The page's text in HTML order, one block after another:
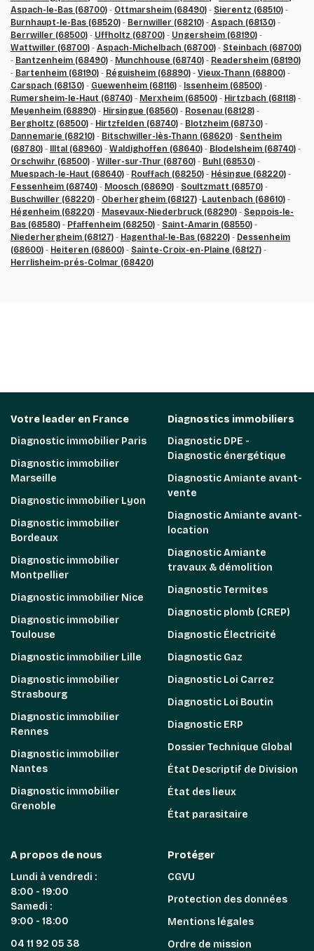
Aspach-le-Bas (68700) - Ottmarsheim (68490) - Sierentz (68510) -
Burnhaupt-le-Bas (68520) - Bernwiller (68210) - Aspach (68130) -
Berrwiller (68500) - Uffholtz (68700) - Ungersheim (68190) -
Wattwiller (68700) - Aspach-Michelbach (68700) - Steinbach (68700)
- Bantzenheim (68490) - Munchhouse (68740) - Readersheim (68190)
- Bartenheim (68190) - Réguisheim (68890) - Vieux-Thann (68800) -
Carspach (68130) - Guewenheim (68116) - Issenheim (68500) -
Rumersheim-le-Haut (68740) - Merxheim (68500) - Hirtzbach (68118) -
Meyenheim (68890) - Hirsingue (68560) - Rosenau (68128) -
Bergholtz (68500) - Hirtzfelden (68740) - Blotzheim (68730) -
Dannemarie (68210) - Bitschwiller-lès-Thann (68620) - Sentheim
(68780) - Illtal (68960) - Waldighoffen (68640) - Blodelsheim (68740) -
Orschwihr (68500) - Willer-sur-Thur (68760) - Buhl (68530) -
Muespach-le-Haut (68640) - Rouffach (68250) - Hésingue (68220) -
Fessenheim (68740) - Moosch (68690) - Soultzmatt (68570) -
Buschwiller (68220) - Oberhergheim (68127) -Lautenbach (68610) -
Hégenheim (68220) - Masevaux-Niederbruck (68290) - Seppois-le-
Bas (68580) - Pfaffenheim (68250) - Saint-Amarin (68550) -
Niederhergheim (68127) - Hagenthal-le-Bas (68220) - Dessenheim
(68600) - Heiteren (68600) - Sainte-Croix-en-Plaine (68127) -
Herrlisheim-prés-Colmar (68420)
Votre leader en France
Diagnostic immobilier Paris
Diagnostic immobilier
Marseille
Diagnostic immobilier Lyon
Diagnostic immobilier
Bordeaux
Diagnostic immobilier
Montpellier
Diagnostic immobilier Nice
Diagnostic immobilier
Toulouse
Diagnostic immobilier Lille
Diagnostic immobilier
Strasbourg
Diagnostic immobilier
Rennes
Diagnostic immobilier
Nantes
Diagnostic immobilier
Grenoble
Diagnostics immobiliers
Diagnostic DPE -
Diagnostic énergétique
Diagnostic Amiante avant-
vente
Diagnostic Amiante avant-
location
Diagnostic Amiante
travaux & démolition
Diagnostic Termites
Diagnostic plomb (CREP)
Diagnostic Électricité
Diagnostic Gaz
Diagnostic Loi Carrez
Diagnostic Loi Boutin
Diagnostic ERP
Dossier Technique Global
État Descriptif de Division
État des lieux
État parasitaire
A propos de nous
Lundi à vendredi :
8:00 - 19:00
Samedi :
9:00 - 18:00
04 11 92 05 38
Protéger
CGVU
Protection des données
Mentions légales
Ordre de mission